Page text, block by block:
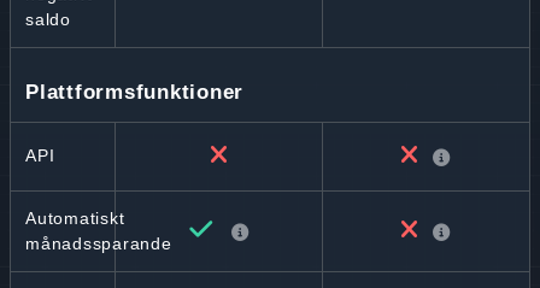
saldo
Plattformsfunktioner
API
Automatiskt
månadssparande